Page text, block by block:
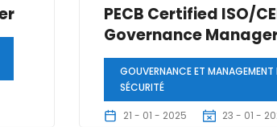
PECB Certified ISO/
Governance
GOUVERNANCE ET MANAGEMENT
SÉCURITÉ
21 - 01 - 2025 23 - 01 -